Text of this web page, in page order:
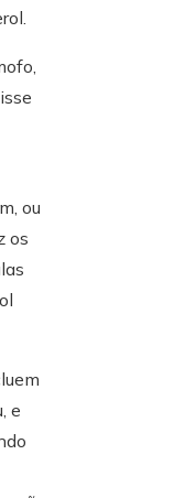
ou
os
e